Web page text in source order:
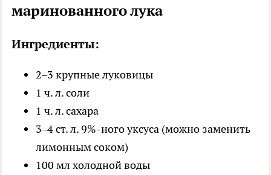
маринованного лука
Ингредиенты:
2–3 крупные луковицы
1 ч. л. соли
1 ч. л. сахара
3–4 ст. л. 9%-ного уксуса (можно заменить
лимонным соком)
100 мл холодной воды